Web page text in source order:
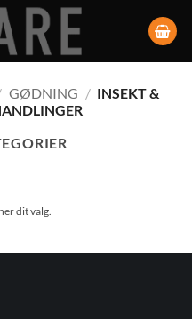
GØDNING / INSEKT &
dit valg.